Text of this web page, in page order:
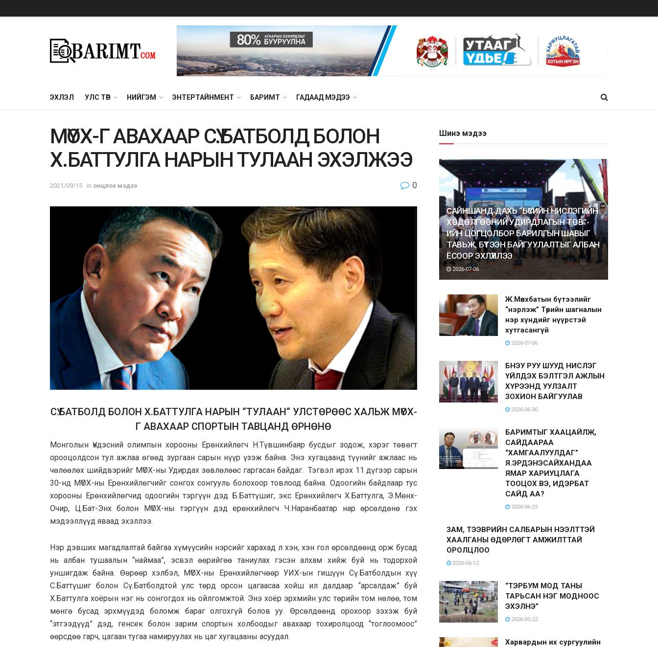
ЭХЛЭЛ УЛС ТӨР НИЙГЭМ ЭНТЕРТАЙНМЕНТ БАРИМТ ГАДААД МЭДЭЭ
МҮОХ-Г АВАХААР СҮ.БАТБОЛД БОЛОН
Х.БАТТУЛГА НАРЫН ТУЛААН ЭХЭЛЖЭЭ
2021/09/15 in онцлох мэдээ 0
СҮ.БАТБОЛД БОЛОН Х.БАТТУЛГА НАРЫН “ТУЛААН“ УЛСТӨРӨӨС ХАЛЬЖ МҮОХ-
Г АВАХААР СПОРТЫН ТАВЦАНД ӨРНӨНӨ
Монголын Үндэсний олимпын хорооны Ерөнхийлөгч Н.Түвшинбаяр бусдыг зодож, хэрэг төвөгт
орооцолдсон тул ажлаа өгөөд зургаан сарын нүүр үзэж байна. Энэ хугацаанд түүнийг ажлаас нь
чөлөөлөх шийдвэрийг МҮОХ-ны Удирдах зөвлөлөөс гаргасан байдаг. Тэгвэл ирэх 11 дүгээр сарын
30-нд МҮОХ-ны Ерөнхийлөгчийг сонгох сонгууль болохоор товлоод байна. Одоогийн байдлаар тус
хорооны Ерөнхийлөгчид одоогийн тэргүүн дэд Б.Баттүшиг, экс Ерөнхийлөгч Х.Баттулга, Э.Мөнх-
Очир, Ц.Бат-Энх болон МҮОХ-ны тэргүүн дэд ерөнхийлөгч Ч.Наранбаатар нар өрсөлдөнө гэх
мэдээллүүд яваад эхэллээ.
Нэр дэвших магадлалтай байгаа хүмүүсийн нэрсийг харахад л хэн, хэн гол өрсөлдөөнд орж бусад
нь албан тушаалын “наймаа”, эсвэл өөрийгөө таниулах гэсэн алхам хийж буй нь тодорхой
уншигдаж байна. Өөрөөр хэлбэл, МҮОХ-ны Ерөнхийлөгчөөр УИХ-ын гишүүн Сү.Батболдын хүү
С.Баттүшиг болон Сү.Батболдтой улс төрд орсон цагаасаа хойш ил далдаар “арсалдаж” буй
Х.Баттулга хоёрын нэг нь сонгогдох нь ойлгомжтой. Энэ хоёр эрхмийн улс төрийн том нөлөө, том
мөнгө бусад эрхмүүдэд боломж бараг олгохгүй болов уу. Өрсөлдөөнд орохоор зэхэж буй
“этгээдүүд” дэд, генсек болон зарим спортын холбоодыг авахаар тохиролцоод “тоглоомоос”
өөрсдөө гарч, цагаан тугаа намируулах нь цаг хугацааны асуудал.
Шинэ мэдээ
САЙНШАНД ДАХЬ “БҮСИЙН НИСЛЭГИЙН
ХӨДӨЛГӨӨНИЙ УДИРДЛАГЫН ТӨВ”-
ИЙН ЦОГЦОЛБОР БАРИЛГЫН ШАВЫГ
ТАВЬЖ, БҮТЭЭН БАЙГУУЛАЛТЫГ АЛБАН
ЁСООР ЭХЛҮҮЛЛЭЭ
2026-07-06
Ж.Мөнхбатын бүтээлийг
“нэрлэж” Төрийн шагналын
нэр хүндийг нүүрстэй
хутгасангүй
2026-07-06
БНЭУ РУУ ШУУД НИСЛЭГ
ҮЙЛДЭХ БЭЛТГЭЛ АЖЛЫН
ХҮРЭЭНД УУЛЗАЛТ
ЗОХИОН БАЙГУУЛАВ
2026-06-30
БАРИМТЫГ ХААЦАЙЛЖ,
САЙДААРАА
“ХАМГААЛУУЛДАГ”
Я.ЭРДЭНЭСАЙХАНДАА
ЯМАР ХАРИУЦЛАГА
ТООЦОХ ВЭ, ИДЭРБАТ
САЙД АА?
2026-06-25
ЗАМ, ТЭЭВРИЙН САЛБАРЫН НЭЭЛТТЭЙ
ХААЛГАНЫ ӨДӨРЛӨГТ АМЖИЛТТАЙ
ОРОЛЦЛОО
2026-06-12
“ТЭРБУМ МОД ТАНЫ
ТАРЬСАН НЭГ МОДНООС
ЭХЭЛНЭ”
2026-05-22
Харвардын их сургуулийн